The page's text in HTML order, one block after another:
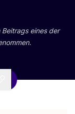
eines der